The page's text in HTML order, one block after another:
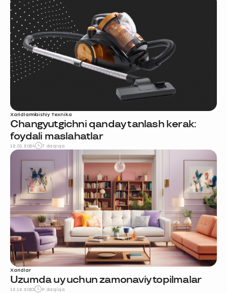
Xaridlarmaishiy texnika
Changyutgichni qanday tanlash kerak:
foydali maslahatlar
12.01.2024 7 daqiqa
Xaridlar
Uzumda uy uchun zamonaviy topilmalar
12.12.2023 9 daqiqa